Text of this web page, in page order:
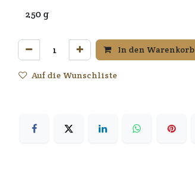
In den Warenkorb
Auf die Wunschliste